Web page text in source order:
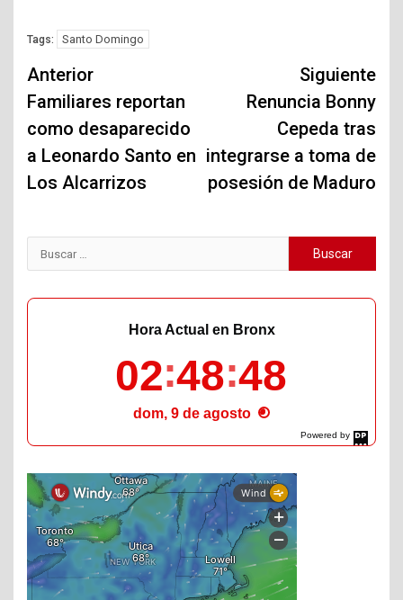
Tags: Santo Domingo
Navegación
de
entradas
Anterior
Familiares reportan
como desaparecido
a Leonardo Santo en
Los Alcarrizos
Siguiente
Renuncia Bonny
Cepeda tras
integrarse a toma de
posesión de Maduro
Buscar:
Powered by
DaysPedia.com
Hora Actual en Bronx
02 48 48
dom, 9 de agosto